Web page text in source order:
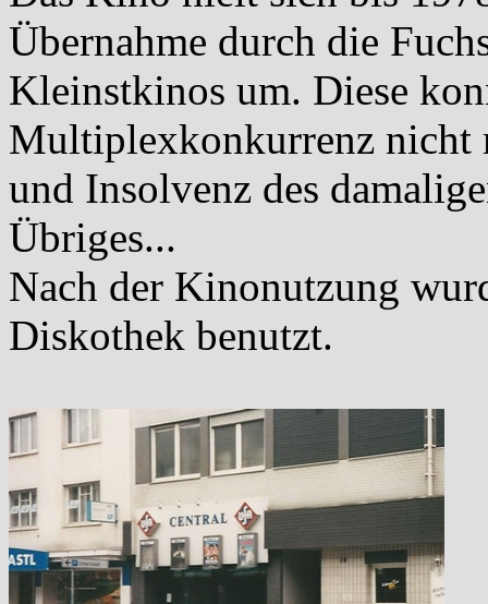
Übernahme durch die
Kleinstkinos um. Diese
Multiplexkonkurrenz nicht
und Insolvenz des
Übriges...
Nach der Kinonutzung
Diskothek benutzt.